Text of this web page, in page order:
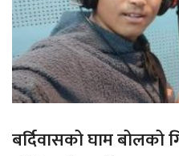
बर्दिवासको घाम बोलको